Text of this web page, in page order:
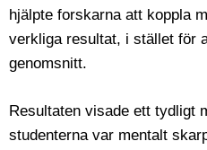
hjälpte forskarna att koppla
verkliga resultat, i stället för
genomsnitt.
Resultaten visade ett tydligt
studenterna var mentalt